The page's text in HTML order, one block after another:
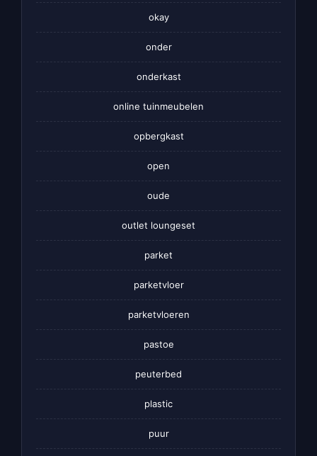
okay
onder
onderkast
online tuinmeubelen
opbergkast
open
oude
outlet loungeset
parket
parketvloer
parketvloeren
pastoe
peuterbed
plastic
puur